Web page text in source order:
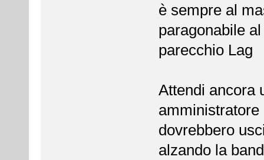
è sempre al
paragonabile
parecchio Lag
Attendi ancora
dovrebbero
alzando la